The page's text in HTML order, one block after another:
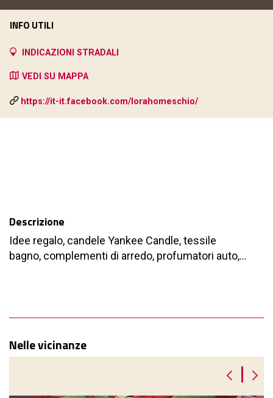
Descrizione
Idee regalo, candele Yankee Candle, tessile
bagno, complementi di arredo, profumatori auto,...
Nelle vicinanze
|
INFO UTILI
INDICAZIONI STRADALI
VEDI SU MAPPA
https://it-it.facebook.com/lorahomeschio/